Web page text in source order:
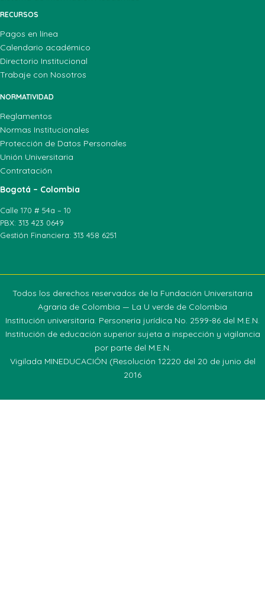
RECURSOS
Pagos en línea
Calendario académico
Directorio Institucional
Trabaje con Nosotros
NORMATIVIDAD
Reglamentos
Normas Institucionales
Protección de Datos Personales
Unión Universitaria
Contratación
Bogotá – Colombia
Calle 170 # 54a – 10
PBX: 313 423 0649
Gestión Financiera: 313 458 6251
Todos los derechos reservados de la Fundación Universitaria
Agraria de Colombia — La U verde de Colombia
Institución universitaria. Personeria jurídica No. 2599-86 del M.E.N.
Institución de educación superior sujeta a inspección y vigilancia
por parte del M.E.N.
Vigilada MINEDUCACIÓN (Resolución 12220 del 20 de junio del
2016